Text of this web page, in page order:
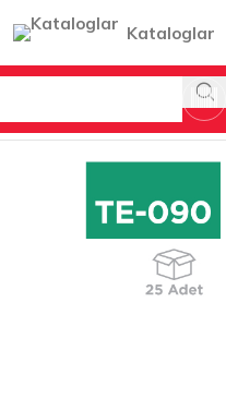
Kataloglar
NEMLİ & ORLON MOPLAR